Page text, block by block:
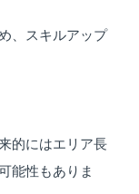
、スキルアップ
的にはエリア長
能性もありま